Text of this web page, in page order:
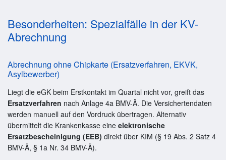
Besonderheiten: Spezialfälle in der KV-
Abrechnung
Abrechnung ohne Chipkarte (Ersatzverfahren, EKVK,
Asylbewerber)
Liegt die eGK beim Erstkontakt im Quartal nicht vor, greift das
Ersatzverfahren nach Anlage 4a BMV-Ä. Die Versichertendaten
werden manuell auf den Vordruck übertragen. Alternativ
übermittelt die Krankenkasse eine elektronische
Ersatzbescheinigung (EEB) direkt über KIM (§ 19 Abs. 2 Satz 4
BMV-Ä, § 1a Nr. 34 BMV-Ä).